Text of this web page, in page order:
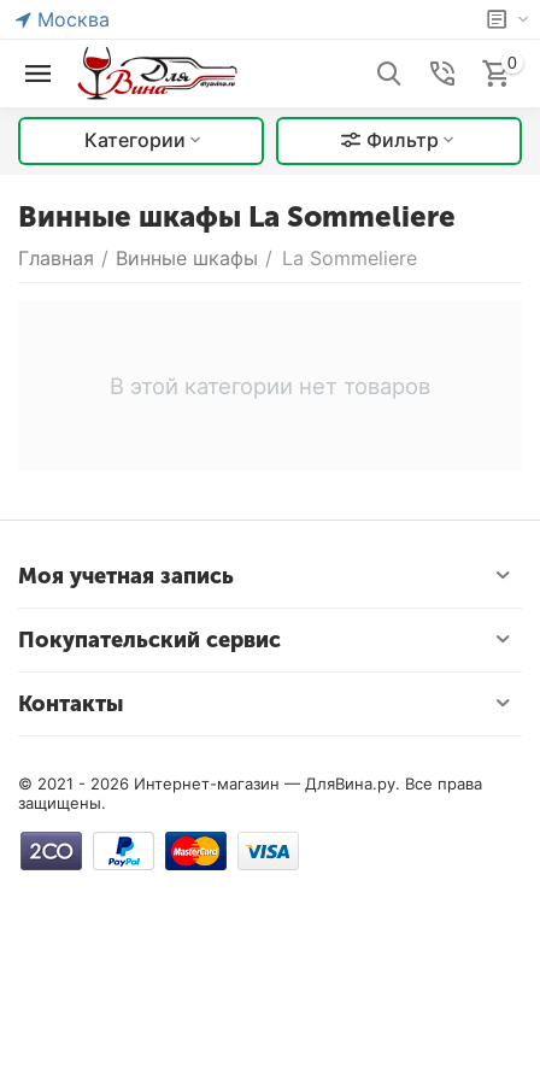
Москва
0
Категории Фильтр
Винные шкафы La Sommeliere
Главная / Винные шкафы / La Sommeliere
В этой категории нет товаров
Моя учетная запись
Покупательский сервис
Контакты
© 2021 - 2026 Интернет-магазин — ДляВина.ру. Все права
защищены.